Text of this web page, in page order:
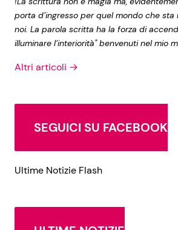
porta d’ingresso per quel mondo che
noi. La parola scritta ha la forza di
illuminare l’interiorità" benvenuti nel mio
Altri articoli →
SEGUICI SU FACEBOOK
Ultime Notizie Flash